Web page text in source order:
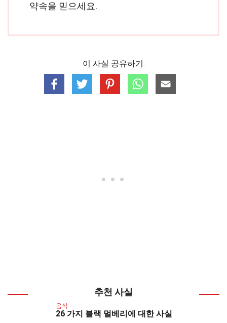
약속을 믿으세요.
이 사실 공유하기:
추천 사실
음식
26 가지 블랙 멀베리에 대한 사실